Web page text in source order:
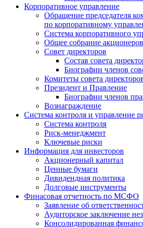
Корпоративное управление
Обращение председателя
по корпоративному
Система корпоративного
Общее собрание акционеров
Совет директоров
Состав совета
Биографии членов
Комитеты совета
Президент и Правление
Биографии членов
Вознаграждение
Система контроля и управление
Система контроля
Риск-менеджмент
Ключевые риски
Информация для инвесторов
Акционерный капитал
Ценные бумаги
Дивидендная политика
Долговые инструменты
Финасовая отчетность по МСФО
Заявление об
Аудиторское заключение
Консолидированная